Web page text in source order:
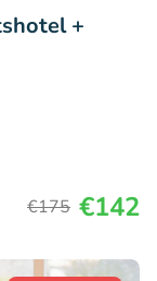
+
€175 €142